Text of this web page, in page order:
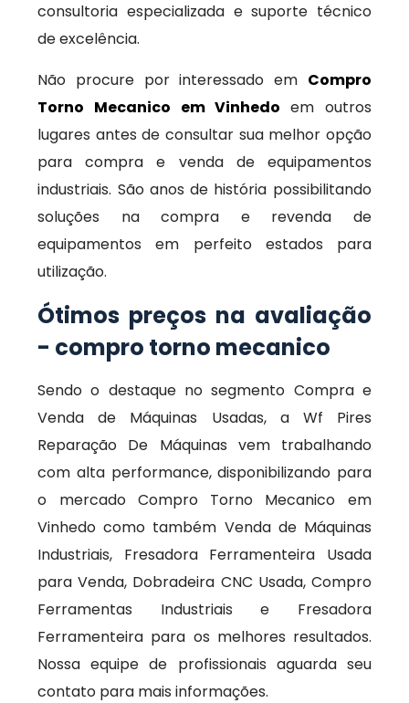
consultoria especializada e suporte técnico
de excelência.
Não procure por interessado em Compro
Torno Mecanico em Vinhedoem outros
lugares antes de consultar sua melhor opção
para compra e venda de equipamentos
industriais. São anos de história possibilitando
soluções na compra e revenda de
equipamentos em perfeito estados para
utilização.
Ótimos preços na avaliação
- compro torno mecanico
Sendo o destaque no segmento Compra e
Venda de Máquinas Usadas, a Wf Pires
Reparação De Máquinas vem trabalhando
com alta performance, disponibilizando para
o mercado Compro Torno Mecanico em
Vinhedo como também Venda de Máquinas
Industriais, Fresadora Ferramenteira Usada
para Venda, Dobradeira CNC Usada, Compro
Ferramentas Industriais e Fresadora
Ferramenteira para os melhores resultados.
Nossa equipe de profissionais aguarda seu
contato para mais informações.